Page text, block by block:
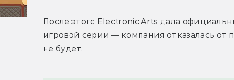
После этого Electronic Arts дала
игровой серии — компания отказалась от
не будет.